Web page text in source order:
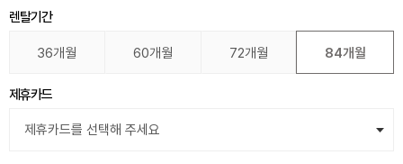
렌탈기간
36개월 60개월 72개월 84개월
제휴카드